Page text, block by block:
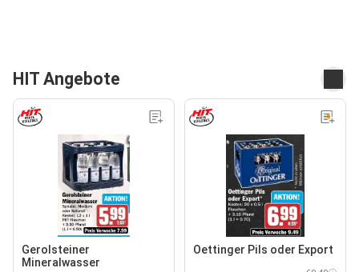
HIT Angebote
Gerolsteiner
Mineralwasser
Oettinger Pils oder Export